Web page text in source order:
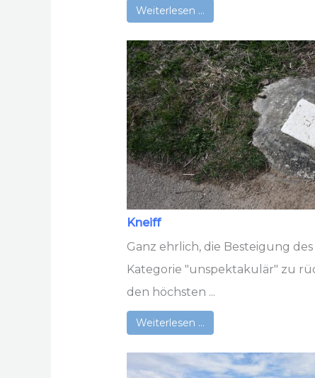
Weiterlesen …
Kneiff
Ganz ehrlich, die Besteigung
Kategorie "unspektakulär" zu
den höchsten ...
Weiterlesen …